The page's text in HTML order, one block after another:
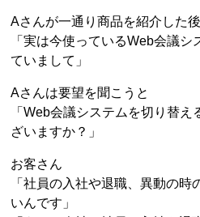
Aさんが一通り商品を紹介した
「実は今使っているWeb会議
ていまして」
Aさんは要望を聞こうと
「Web会議システムを切り替
ざいますか？」
お客さん
「社員の入社や退職、異動の
いんです」